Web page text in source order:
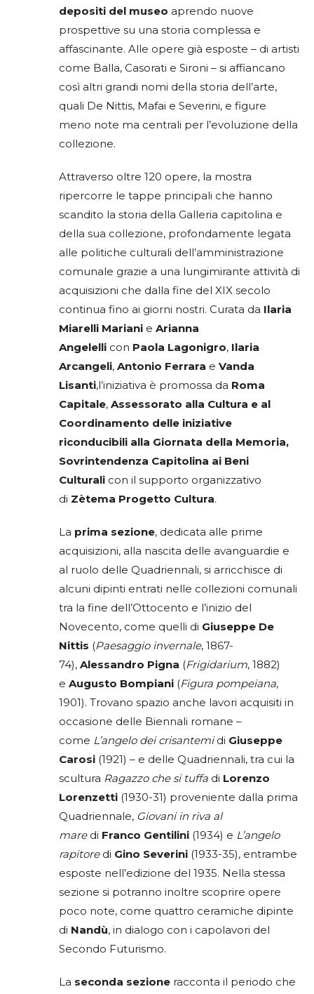
depositi del museo aprendo nuove
prospettive su una storia complessa e
affascinante. Alle opere già esposte – di artisti
come Balla, Casorati e Sironi – si affiancano
così altri grandi nomi della storia dell’arte,
quali De Nittis, Mafai e Severini, e figure
meno note ma centrali per l’evoluzione della
collezione.
Attraverso oltre 120 opere, la mostra
ripercorre le tappe principali che hanno
scandito la storia della Galleria capitolina e
della sua collezione, profondamente legata
alle politiche culturali dell’amministrazione
comunale grazie a una lungimirante attività di
acquisizioni che dalla fine del XIX secolo
continua fino ai giorni nostri. Curata da Ilaria
Miarelli Mariani e Arianna
Angelelli con Paola Lagonigro, Ilaria
Arcangeli, Antonio Ferrara e Vanda
Lisanti,l’iniziativa è promossa da Roma
Capitale, Assessorato alla Cultura e al
Coordinamento delle iniziative
riconducibili alla Giornata della Memoria,
Sovrintendenza Capitolina ai Beni
Culturali con il supporto organizzativo
di Zètema Progetto Cultura.
La prima sezione, dedicata alle prime
acquisizioni, alla nascita delle avanguardie e
al ruolo delle Quadriennali, si arricchisce di
alcuni dipinti entrati nelle collezioni comunali
tra la fine dell’Ottocento e l’inizio del
Novecento, come quelli di Giuseppe De
Nittis (Paesaggio invernale, 1867-
74), Alessandro Pigna (Frigidarium, 1882)
e Augusto Bompiani (Figura pompeiana,
1901). Trovano spazio anche lavori acquisiti in
occasione delle Biennali romane –
come L’angelo dei crisantemidi Giuseppe
Carosi (1921) – e delle Quadriennali, tra cui la
scultura Ragazzo che si tuffa di Lorenzo
Lorenzetti (1930-31) proveniente dalla prima
Quadriennale, Giovani in riva al
mare di Franco Gentilini (1934) e L’angelo
rapitore di Gino Severini (1933-35), entrambe
esposte nell’edizione del 1935. Nella stessa
sezione si potranno inoltre scoprire opere
poco note, come quattro ceramiche dipinte
di Nandù, in dialogo con i capolavori del
Secondo Futurismo.
La seconda sezione racconta il periodo che